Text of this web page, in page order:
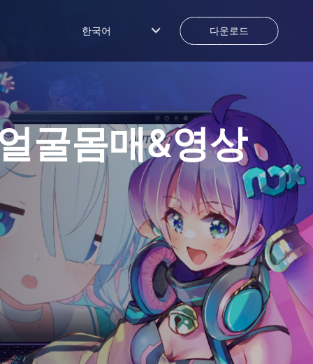
한국어 다운로드
굴몸매&영상